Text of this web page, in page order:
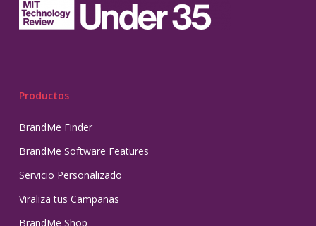
Productos
BrandMe Finder
BrandMe Software Features
Servicio Personalizado
Viraliza tus Campañas
BrandMe Shop